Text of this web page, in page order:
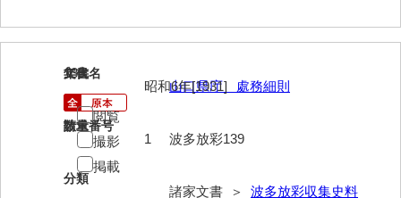
熊野家文書（防府市）
蔵田家文書
139
文書名
山口県庁 處務細則
請求番号
波多放彩139
分類
諸家文書 ＞ 波多放彩収集史料
年代
昭和6年[1931]
数量
1
閲覧
撮影
掲載